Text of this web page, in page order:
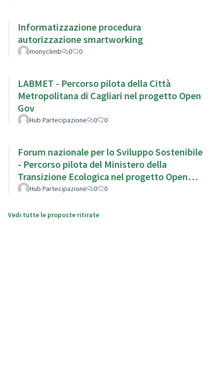
Informatizzazione procedura
autorizzazione smartworking
monyclimb 0 0
LABMET - Percorso pilota della Città
Metropolitana di Cagliari nel progetto Open
Gov
Hub Partecipazione 0 0
Forum nazionale per lo Sviluppo Sostenibile
- Percorso pilota del Ministero della
Transizione Ecologica nel progetto Open
GovHub Partecipazione 0 0
Vedi tutte le proposte ritirate